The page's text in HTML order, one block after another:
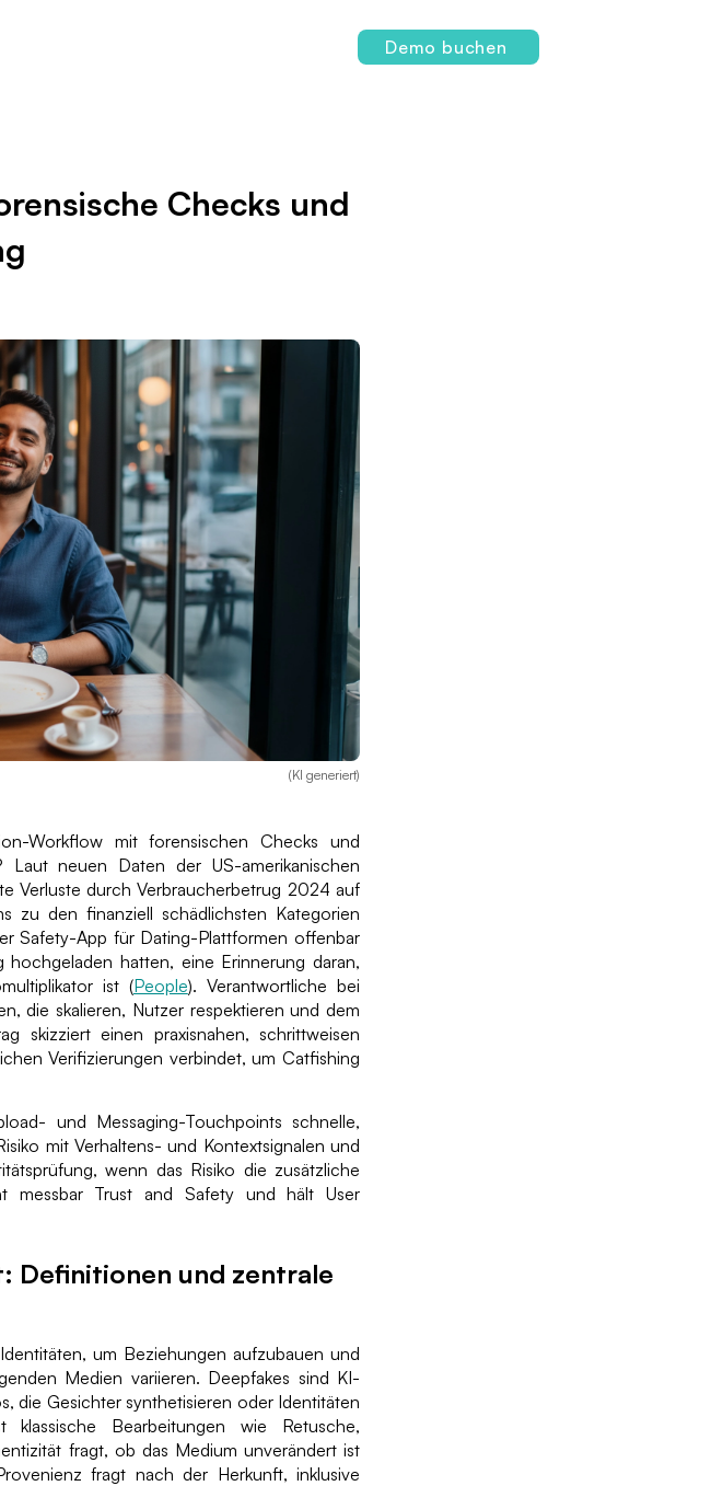
Demo buchen
Checks und
(KI generiert)
Workflow mit forensischen Checks und
Laut neuen Daten der US-amerikanischen
Verluste durch Verbraucherbetrug 2024 auf
zu den finanziell schädlichsten Kategorien
Safety-App für Dating-Plattformen offenbar
hatten, eine Erinnerung daran,
ist (People). Verantwortliche bei
die skalieren, Nutzer respektieren und dem
skizziert einen praxisnahen, schrittweisen
Verifizierungen verbindet, um Catfishing
und Messaging-Touchpoints schnelle,
mit Verhaltens- und Kontextsignalen und
wenn das Risiko die zusätzliche
messbar Trust and Safety und hält User
Definitionen und zentrale
um Beziehungen aufzubauen und
Medien variieren. Deepfakes sind KI-
die Gesichter synthetisieren oder Identitäten
klassische Bearbeitungen wie Retusche,
fragt, ob das Medium unverändert ist
fragt nach der Herkunft, inklusive